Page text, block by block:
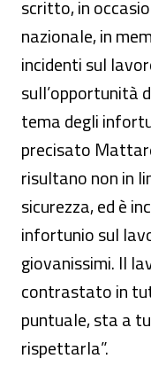
scritto, in
nazionale, in
incidenti sul
sull’opportunità
tema degli
precisato
risultano non in
sicurezza, ed è
infortunio sul
giovanissimi. Il
contrastato in
puntuale, sta a
rispettarla”.